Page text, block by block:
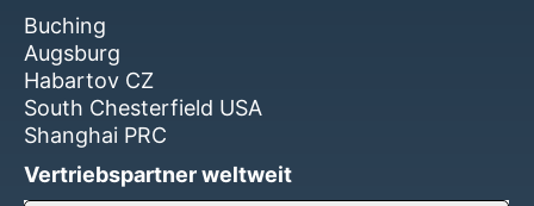
Buching
Augsburg
Habartov CZ
South Chesterfield USA
Shanghai PRC
Vertriebspartner weltweit